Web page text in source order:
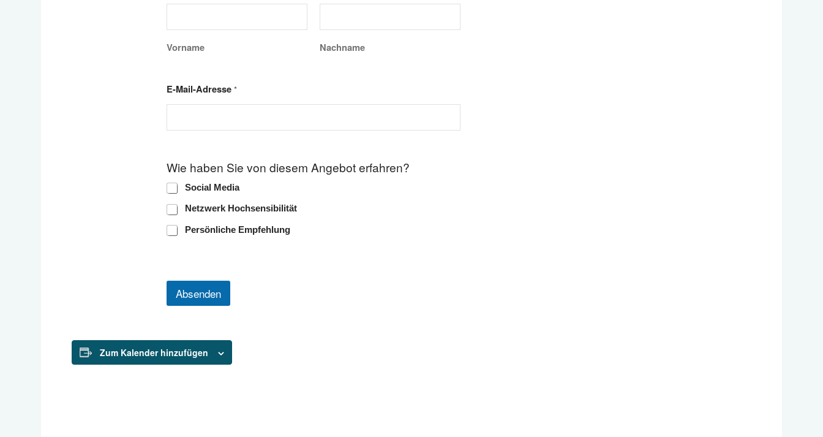
Vorname Nachname
E-Mail-Adresse *
i
e
h
a
b
e
n
Wie haben Sie von diesem Angebot erfahren?
Social Media
Netzwerk Hochsensibilität
Persönliche Empfehlung
Absenden
Zum Kalender hinzufügen